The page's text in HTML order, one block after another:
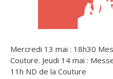
Mercredi 13 mai : 18h30
Couture. Jeudi 14 mai :
11h ND de la Couture